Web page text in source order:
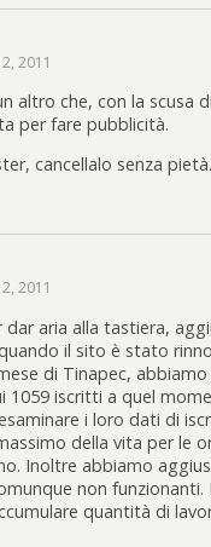
2011
altro che, con la scusa
per fare pubblicità.
cancellalo senza pietà.
2011
dar aria alla tastiera,
il sito è stato
di Tinapec,
1059 iscritti a quel
i loro dati di
della vita per le
Inoltre abbiamo
non funzionanti.
quantità di